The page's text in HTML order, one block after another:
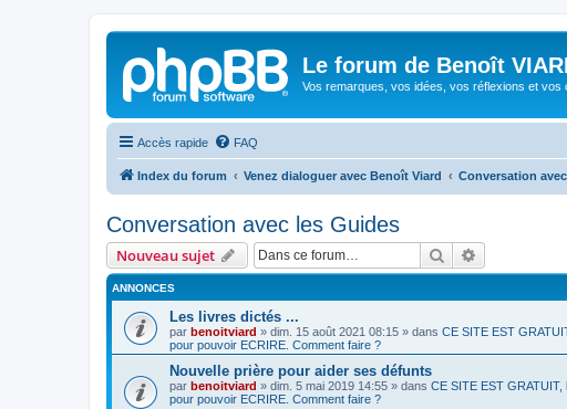
Le forum de Benoît
Vos remarques, vos idées, vos réflexions et vos
Accès rapide FAQ
Index du forum Venez dialoguer avec Benoît Viard Conversation
Conversation avec les Guides
Nouveau sujet Rechercher
ANNONCES
Les livres dictés ...
par benoitviard » dim. 15 août 2021 08:15 » dans CE SITE EST
pour pouvoir ECRIRE. Comment faire ?
Nouvelle prière pour aider ses défunts
par benoitviard » dim. 5 mai 2019 14:55 » dans CE SITE EST
pour pouvoir ECRIRE. Comment faire ?